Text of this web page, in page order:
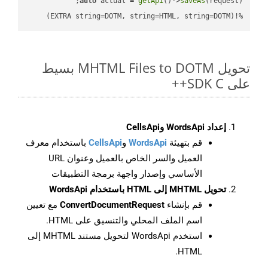
%!(EXTRA string=DOTM, string=HTML, string=DOTM)
تحويل MHTML Files to DOTM بسيط
على SDK C++
إعداد WordsApi وCellsApi
قم بتهيئة WordsApi وCellsApi باستخدام معرف
العميل والسر الخاص بالعميل وعنوان URL
الأساسي وإصدار واجهة برمجة التطبيقات
تحويل MHTML إلى HTML باستخدام WordsApi
قم بإنشاء ConvertDocumentRequest مع تعيين
اسم الملف المحلي والتنسيق على HTML.
استخدم WordsApi لتحويل مستند MHTML إلى
HTML.